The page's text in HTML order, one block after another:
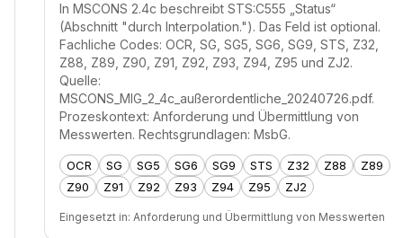
In MSCONS 2.4c beschreibt STS:C555 „Status“
(Abschnitt "durch Interpolation."). Das Feld ist optional.
Fachliche Codes: OCR, SG, SG5, SG6, SG9, STS, Z32,
Z88, Z89, Z90, Z91, Z92, Z93, Z94, Z95 und ZJ2.
Quelle:
MSCONS_MIG_2_4c_außerordentliche_20240726.pdf.
Prozeskontext: Anforderung und Übermittlung von
Messwerten. Rechtsgrundlagen: MsbG.
OCR SG SG5 SG6 SG9 STS Z32 Z88
Z89
Z90
Z91 Z92 Z93 Z94 Z95 ZJ2
Eingesetzt in: Anforderung und Übermittlung von Messwerten